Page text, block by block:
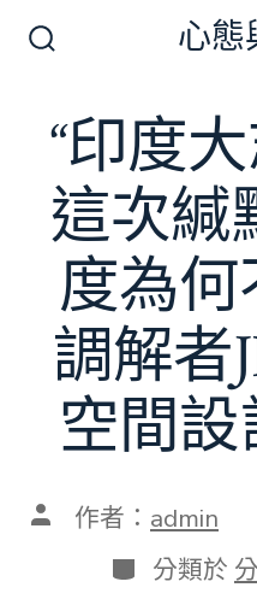
換
關
心態
“印度
這次緘
度為
調解者
空間設
文 作者： admin
分
類
分類於